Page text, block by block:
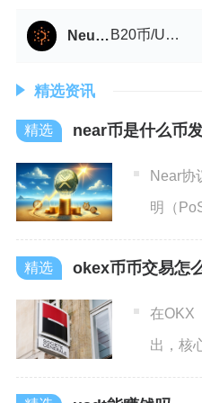
Neutroswap B20币/USDT
精选资讯
near币是什么币
Near协
明（
原生代
okex币币交易怎
在OKX
出，核
入币币